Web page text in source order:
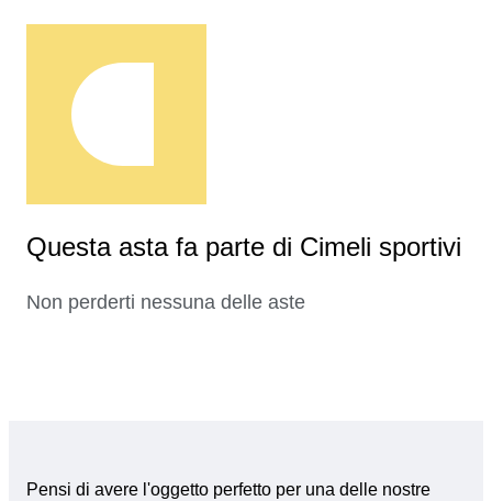
Questa asta fa parte di Cimeli sportivi
Non perderti nessuna delle aste
Pensi di avere l'oggetto perfetto per una delle nostre